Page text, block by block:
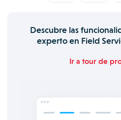
Descubre las
experto en Field
Ir a tour de